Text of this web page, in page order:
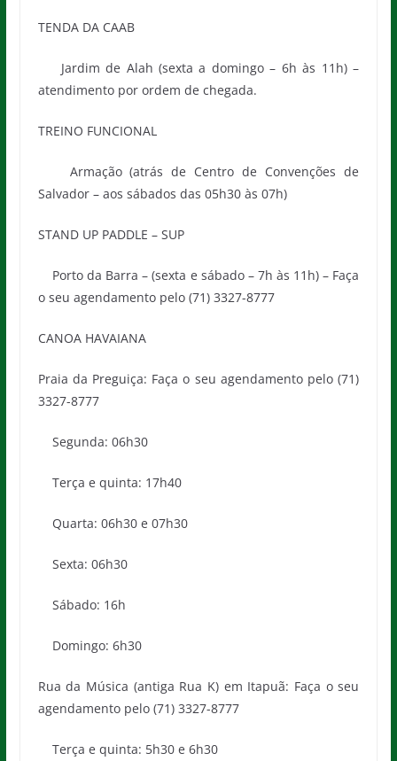
TENDA DA CAAB
Jardim de Alah (sexta a domingo – 6h às 11h) –
atendimento por ordem de chegada.
TREINO FUNCIONAL
Armação (atrás de Centro de Convenções de
Salvador – aos sábados das 05h30 às 07h)
STAND UP PADDLE – SUP
Porto da Barra – (sexta e sábado – 7h às 11h) – Faça
o seu agendamento pelo (71) 3327-8777
CANOA HAVAIANA
Praia da Preguiça: Faça o seu agendamento pelo (71)
3327-8777
Segunda: 06h30
Terça e quinta: 17h40
Quarta: 06h30 e 07h30
Sexta: 06h30
Sábado: 16h
Domingo: 6h30
Rua da Música (antiga Rua K) em Itapuã: Faça o seu
agendamento pelo (71) 3327-8777
Terça e quinta: 5h30 e 6h30